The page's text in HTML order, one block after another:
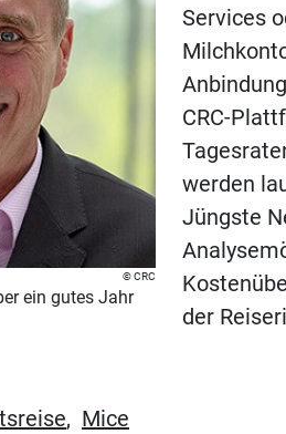
CRC
ein gutes Jahr
Services
CRC-
werden
Jüngste
der
, Mice